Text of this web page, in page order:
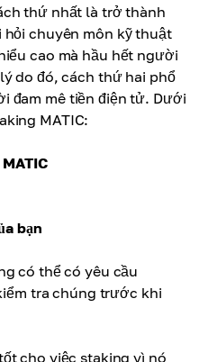
thứ nhất là trở thành
chuyên môn kỹ thuật
cao mà hầu hết người
do đó, cách thứ hai phổ
đam mê tiền điện tử. Dưới
MATIC:
bạn
có thể có yêu cầu
tra chúng trước khi
cho việc staking vì nó